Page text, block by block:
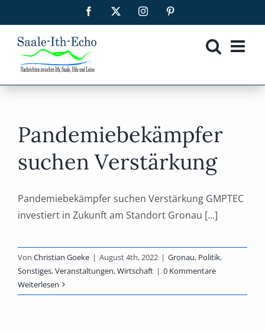
Inhalt
springen
Facebook Instagram
Pandemiebekämpfer
suchen Verstärkung
Pandemiebekämpfer suchen Verstärkung GMPTEC
investiert in Zukunft am Standort Gronau [...]
Von Christian Goeke | August 4th, 2022 | Gronau, Politik,
Sonstiges,Veranstaltungen,Wirtschaft | 0 Kommentare
Weiterlesen